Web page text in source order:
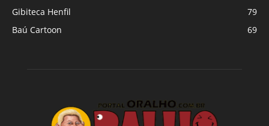
Gibiteca Henfil
79
Baú Cartoon
69